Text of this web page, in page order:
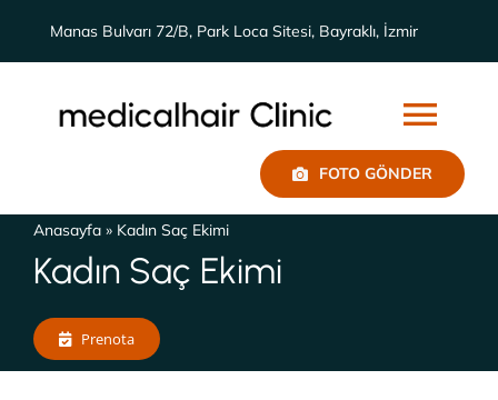
Manas Bulvarı 72/B, Park Loca Sitesi, Bayraklı, İzmir
Biz Kimiz
Sonuçlar
Saç Ekimi
FOTO GÖNDER
Anasayfa » Kadın Saç Ekimi
Kadın Saç Ekimi
Prenota